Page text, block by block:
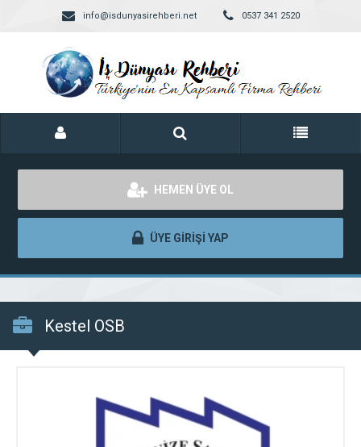
info@isdunyasirehberi.net 0537 341 2520
HEMEN ÜYE OL
ÜYE GİRİŞİ YAP
Kestel OSB